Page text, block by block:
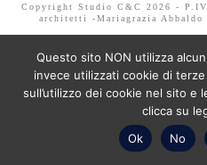
Copyright Studio C&C 2026 -
architetti -Mariagrazia
Questo sito NON utilizza
invece utilizzati cookie di
sull’utilizzo dei cookie nel sito e
clicca su
Ok
No